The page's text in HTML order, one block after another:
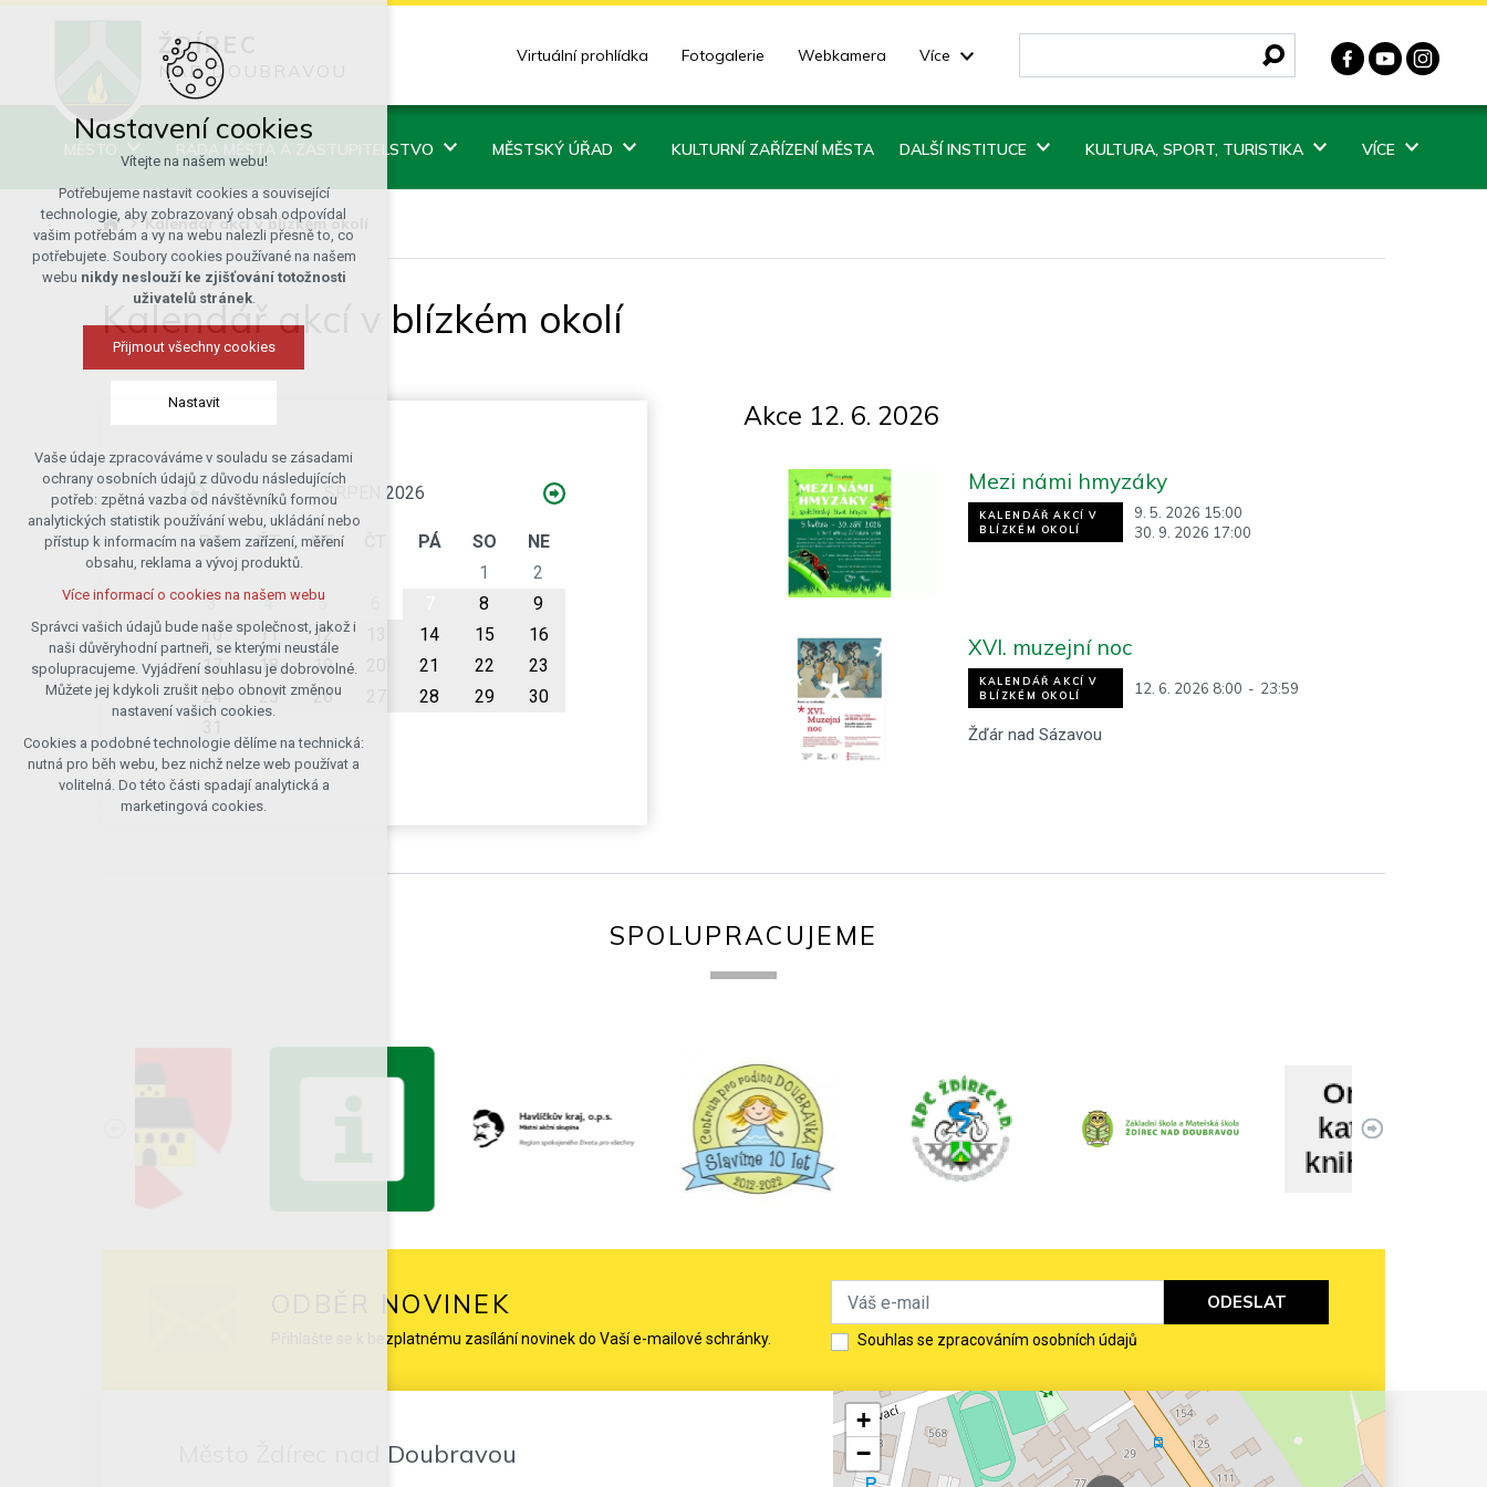
ŽDÍREC
NAD DOUBRAVOU
Virtuální prohlídka Fotogalerie Webkamera Více
RADA MĚSTA A ZASTUPITELSTVO MĚSTSKÝ ÚŘAD KULTURNÍ ZAŘÍZENÍ MĚSTA DALŠÍ INSTITUCE KULTURA, SPORT, TURISTIKA VÍCE
Kalendář akcí v blízkém okolí
Kalendář akcí v blízkém okolí
SRPEN 2026
PO ÚT ST PÁ SO
NE
1
2
3
4 5 8
9
10
11 12 14 15
16
17
18 19 21 22
23
24
25 26 28 29
30
Akce 12. 6. 2026
KALENDÁŘ AKCÍ V
BLÍZKÉM OKOLÍ
9. 5. 2026 15:00
30. 9. 2026 17:00
Mezi námi hmyzáky
KALENDÁŘ AKCÍ V
BLÍZKÉM OKOLÍ
12. 6. 2026 8:00 - 23:59
XVI. muzejní noc
Žďár nad Sázavou
SPOLUPRACUJEME
ODBĚR NOVINEK
Přihlašte se k bezplatnému zasílání novinek do Vaší e-mailové schránky. Souhlas se zpracováním osobních údajů
ODESLAT
Město Ždírec nad Doubravou
+
−
Nastavení cookies
Vítejte na našem webu!
Potřebujeme nastavit cookies a související
technologie, aby zobrazovaný obsah odpovídal
vašim potřebám a vy na webu nalezli přesně to, co
potřebujete. Soubory cookies používané na našem
webu nikdy neslouží ke zjišťování totožnosti
uživatelů stránek.
Přijmout všechny cookies
Nastavit
Technická cookies
nutná pro provozování webu
udržení kontextu stránek (session):
případná přihlášení, volby jazyka, apod.
Volitelná cookies
analytická pro anonymizované
vyhodnocení návštěvnosti
marketingová cookies (Google)
Více informací o cookies na našem webu
Přijmout všechny cookies
Odmítnout vše
Vaše údaje zpracováváme v souladu se zásadami
ochrany osobních údajů z důvodu následujících
potřeb: zpětná vazba od návštěvníků formou
analytických statistik používání webu, ukládání nebo
přístup k informacím na vašem zařízení, měření
obsahu, reklama a vývoj produktů.
Více informací o cookies na našem webu
Správci vašich údajů bude naše společnost, jakož i
naši důvěryhodní partneři, se kterými neustále
spolupracujeme. Vyjádření souhlasu je dobrovolné.
Můžete jej kdykoli zrušit nebo obnovit změnou
nastavení vašich cookies.
Cookies a podobné technologie dělíme na technická:
nutná pro běh webu, bez nichž nelze web používat a
volitelná. Do této části spadají analytická a
marketingová cookies.